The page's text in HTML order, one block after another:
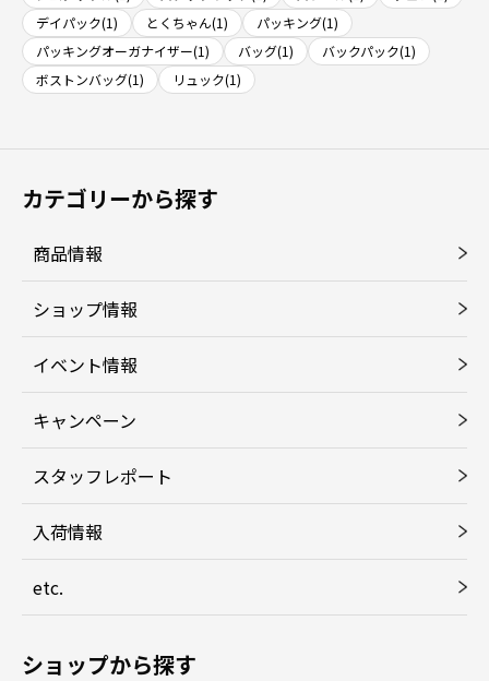
デイパック(1)
とくちゃん(1)
パッキング(1)
パッキングオーガナイザー(1)
バッグ(1)
バックパック(1)
ボストンバッグ(1)
リュック(1)
カテゴリーから探す
商品情報
ショップ情報
イベント情報
キャンペーン
スタッフレポート
入荷情報
etc.
ショップから探す